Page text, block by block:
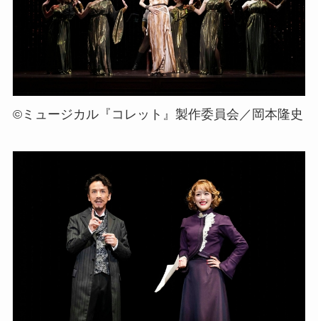
©ミュージカル『コレット』製作委員会／岡本隆史